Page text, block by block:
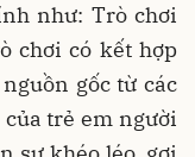
như: Trò chơi
chơi có kết hợp
gốc từ các
trẻ em người